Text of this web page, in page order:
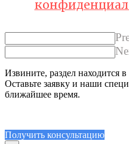
Извините, раздел находится в
Оставьте заявку и наши
ближайшее время.
Получить консультацию